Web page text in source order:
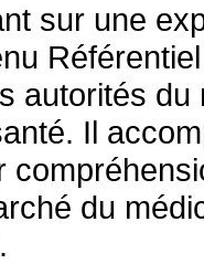
sur une
autorités du
Il
du